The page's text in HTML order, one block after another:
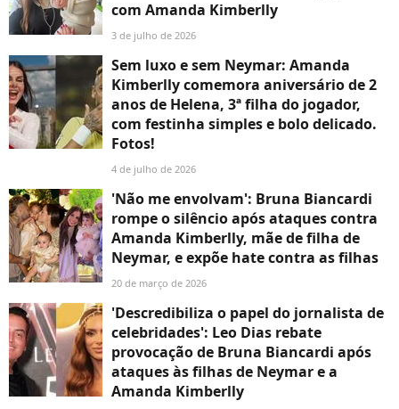
com Amanda Kimberlly
3 de julho de 2026
Sem luxo e sem Neymar: Amanda
Kimberlly comemora aniversário de 2
anos de Helena, 3ª filha do jogador,
com festinha simples e bolo delicado.
Fotos!
4 de julho de 2026
'Não me envolvam': Bruna Biancardi
rompe o silêncio após ataques contra
Amanda Kimberlly, mãe de filha de
Neymar, e expõe hate contra as filhas
20 de março de 2026
'Descredibiliza o papel do jornalista de
celebridades': Leo Dias rebate
provocação de Bruna Biancardi após
ataques às filhas de Neymar e a
Amanda Kimberlly